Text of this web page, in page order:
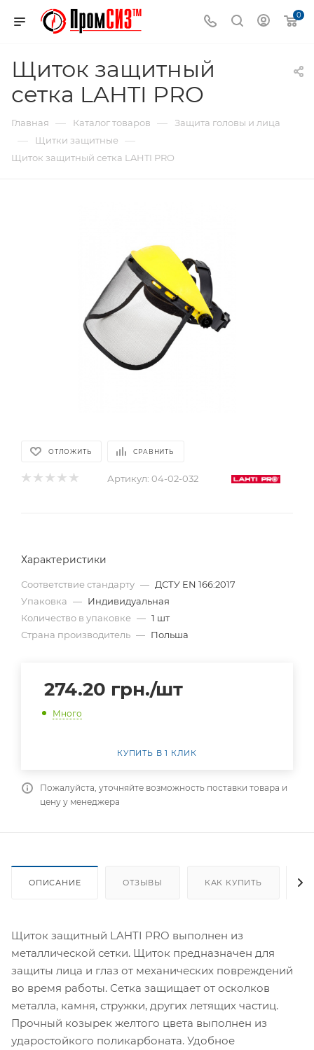
0
Щиток защитный
сетка LAHTI PRO
Главная — Каталог товаров — Защита головы и лица
— Щитки защитные —
Щиток защитный сетка LAHTI PRO
ОТЛОЖИТЬ СРАВНИТЬ
Артикул: 04-02-032
Характеристики
Соответствие стандарту — ДСТУ EN 166:2017
Упаковка — Индивидуальная
Количество в упаковке — 1 шт
Страна производитель — Польша
274.20 грн./шт
Много
КУПИТЬ В 1 КЛИК
Пожалуйста, уточняйте возможность поставки товара и
цену у менеджера
ОПИСАНИЕ ОТЗЫВЫ КАК КУПИТЬ
Щиток защитный LAHTI PRO выполнен из
металлической сетки. Щиток предназначен для
защиты лица и глаз от механических повреждений
во время работы. Сетка защищает от осколков
металла, камня, стружки, других летящих частиц.
Прочный козырек желтого цвета выполнен из
ударостойкого поликарбоната. Удобное